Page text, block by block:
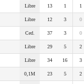
Libre 13 1 1
Libre 12 3 0
Ced. 37 3 0
Libre 29 5 2
Libre 34 16 3
0,1M 23 5 2